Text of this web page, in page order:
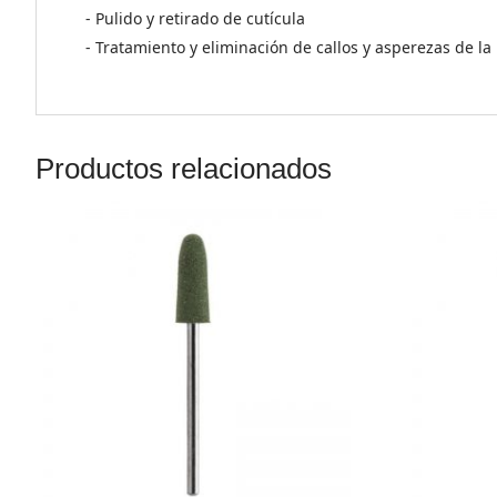
- Pulido y retirado de cutícula
- Tratamiento y eliminación de callos y asperezas de la
Productos relacionados